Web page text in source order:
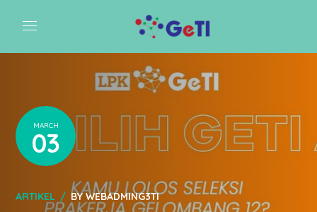
MARCH
03
ARTIKEL BYWEBADMING3TI